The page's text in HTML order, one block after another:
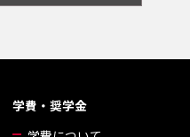
学費・奨学金